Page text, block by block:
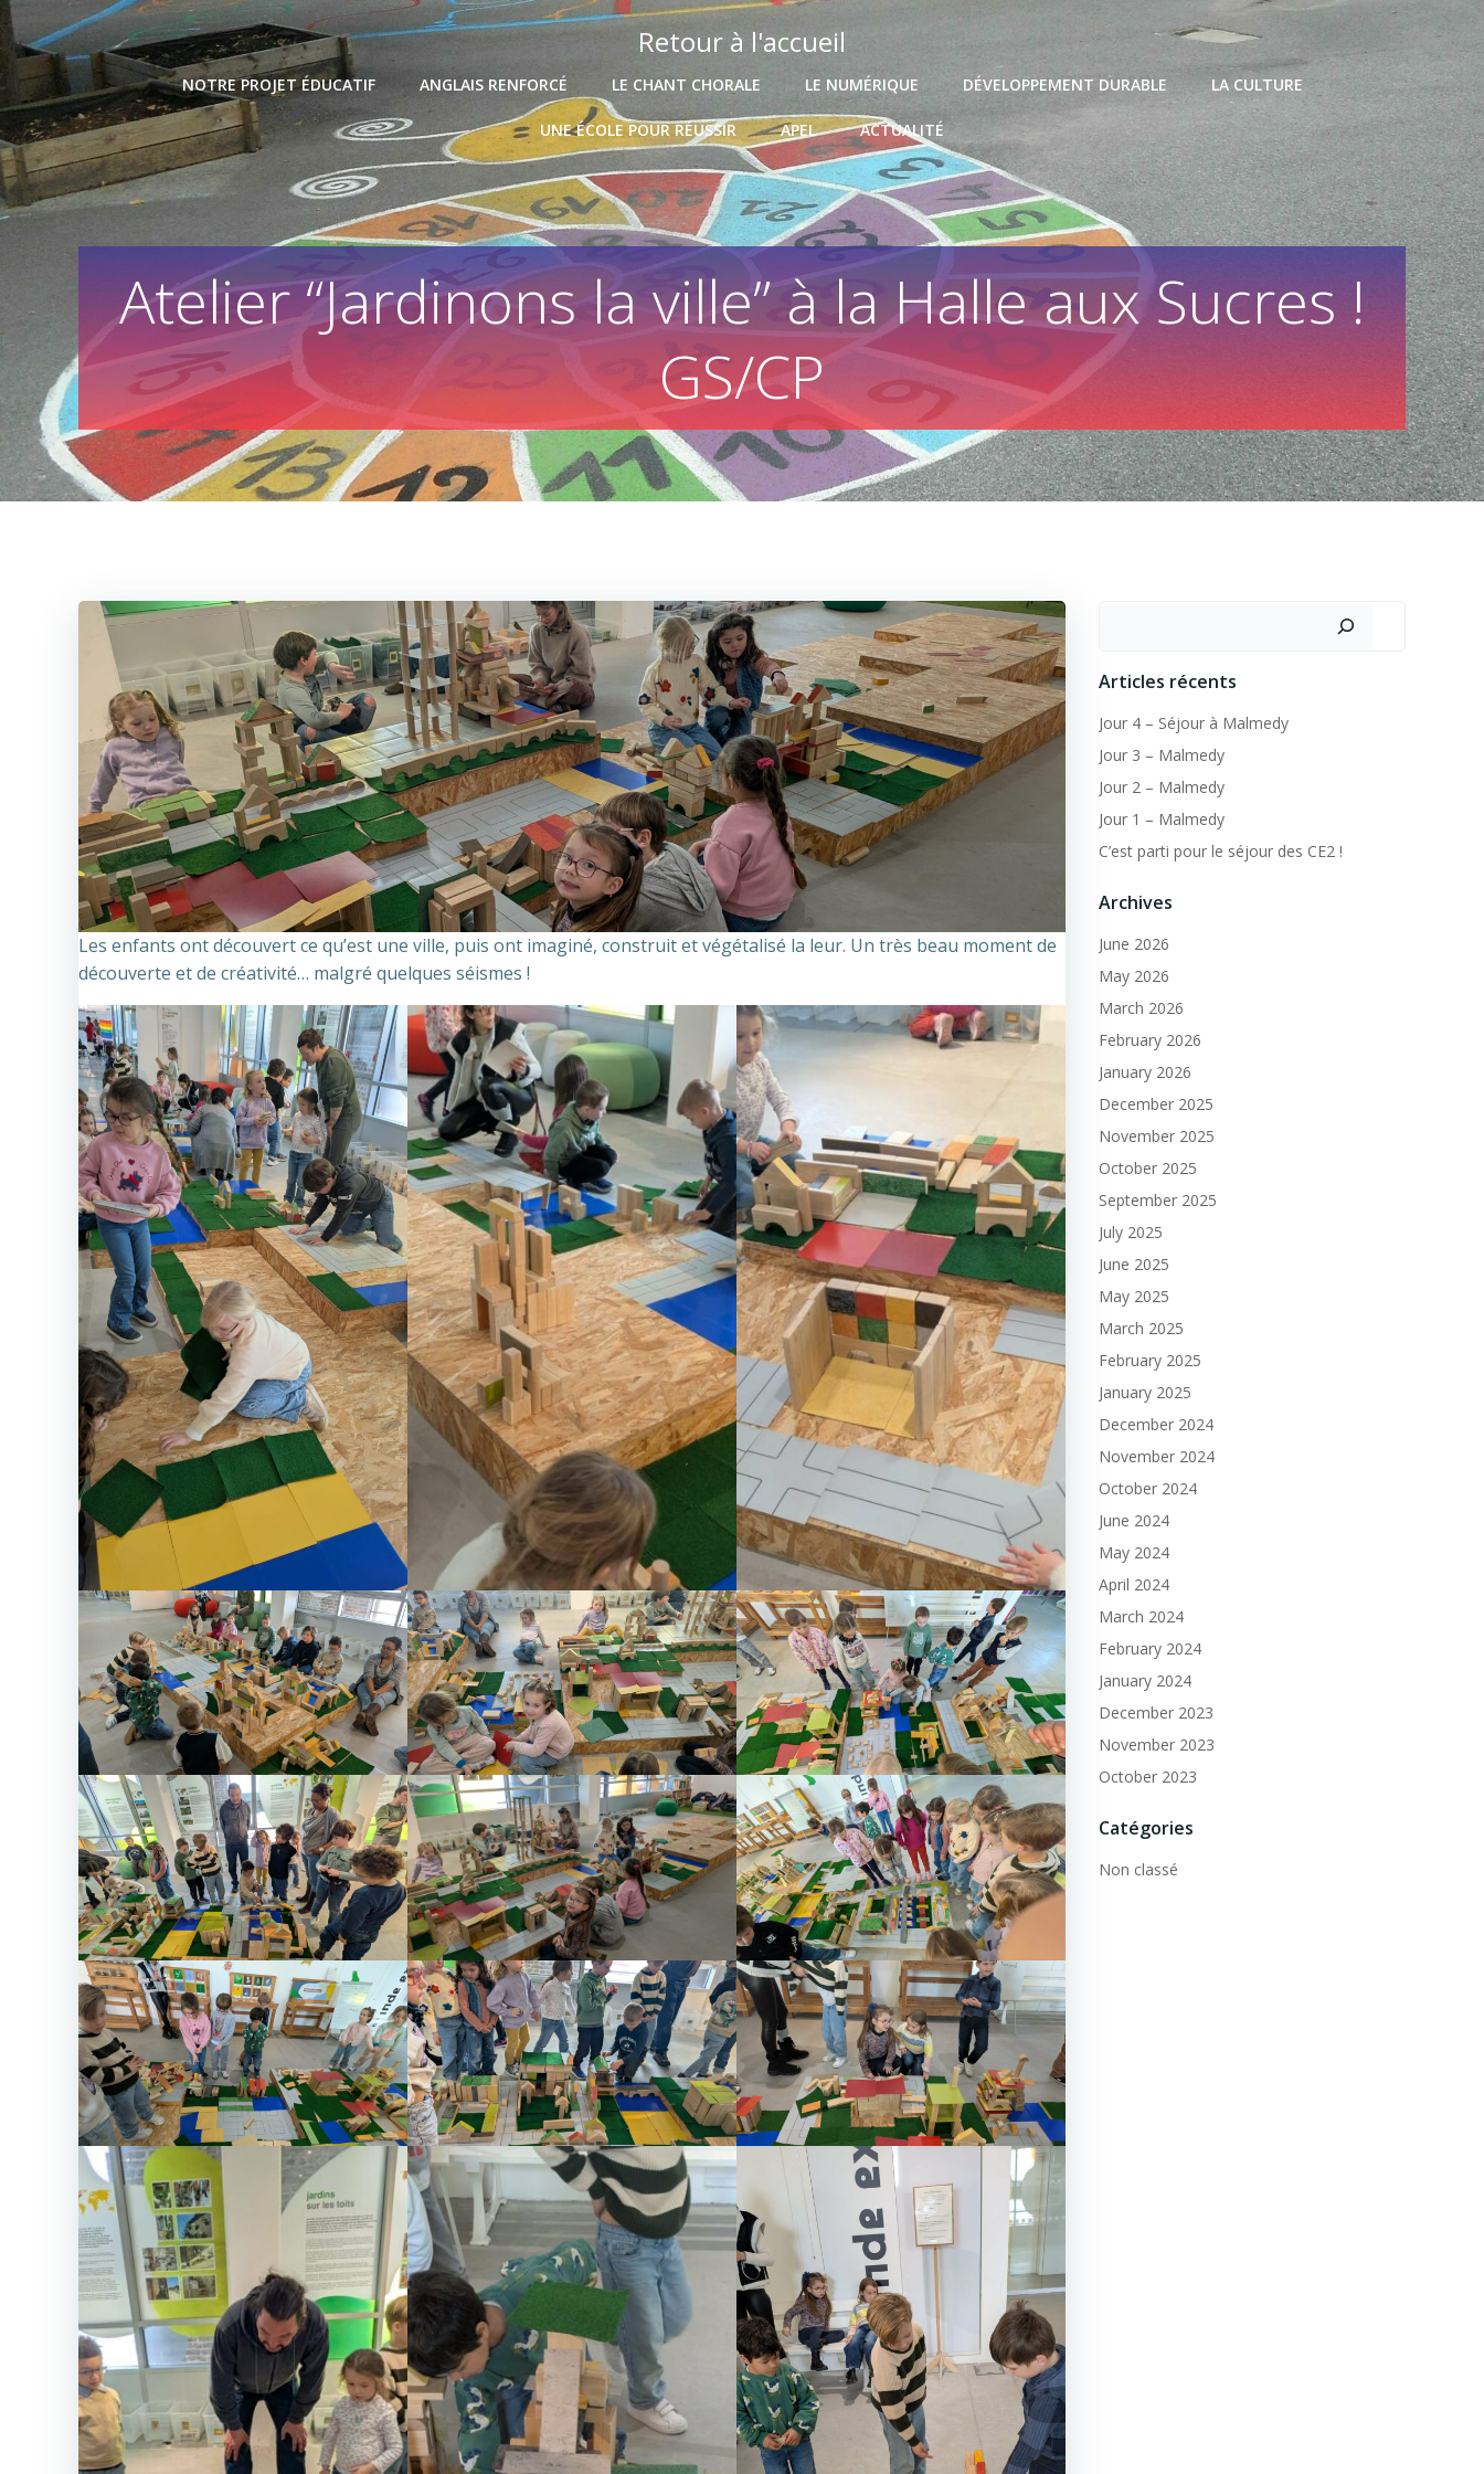
Skip
to
content
Retour à l'accueil
NOTRE PROJET ÉDUCATIF ANGLAIS RENFORCÉ LE CHANT CHORALE LE NUMÉRIQUE DÉVELOPPEMENT DURABLE LA CULTURE
UNE ÉCOLE POUR RÉUSSIR APEL ACTUALITÉ
Atelier “Jardinons la ville” à la Halle aux Sucres !
GS/CP
Les enfants ont découvert ce qu’est une ville, puis ont imaginé, construit et végétalisé la leur. Un très beau moment de
découverte et de créativité… malgré quelques séismes !
Articles récents
Jour 4 – Séjour à Malmedy
Jour 3 – Malmedy
Jour 2 – Malmedy
Jour 1 – Malmedy
C’est parti pour le séjour des CE2 !
Archives
June 2026
May 2026
March 2026
February 2026
January 2026
December 2025
November 2025
October 2025
September 2025
July 2025
June 2025
May 2025
March 2025
February 2025
January 2025
December 2024
November 2024
October 2024
June 2024
May 2024
April 2024
March 2024
February 2024
January 2024
December 2023
November 2023
October 2023
Catégories
Non classé